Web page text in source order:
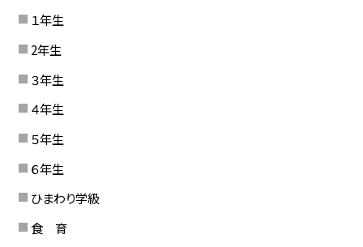
１年生
2年生
３年生
４年生
５年生
６年生
ひまわり学級
食 育